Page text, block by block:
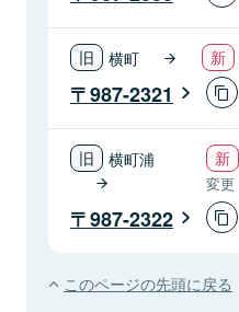
横町
987-2321
横町浦
変更
987-2322
このページの先頭に戻る